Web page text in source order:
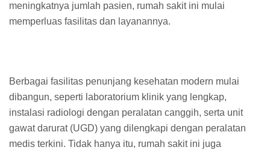
meningkatnya jumlah pasien, rumah sakit ini mulai
memperluas fasilitas dan layanannya.
Berbagai fasilitas penunjang kesehatan modern mulai
dibangun, seperti laboratorium klinik yang lengkap,
instalasi radiologi dengan peralatan canggih, serta unit
gawat darurat (UGD) yang dilengkapi dengan peralatan
medis terkini. Tidak hanya itu, rumah sakit ini juga